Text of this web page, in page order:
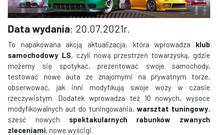
Data wydania: 20.07.2021r.
To napakowana akcją aktualizacja, która wprowadza klub
samochodowy LS, czyli nową przestrzeń towarzyską, gdzie
możemy się spotykać, prezentować swoje samochody,
testować nowe auta ze znajomymi na prywatnym torze,
obserwować, jak inni modyfikują swoje wozy w czasie
rzeczywistym. Dodatek wprowadza też 10 nowych, wysoce
modyfikowalnych aut do tuningowania, warsztat tuningowy,
sześć nowych spektakularnych rabunków zwanych
zleceniami, nowe wyścigi.